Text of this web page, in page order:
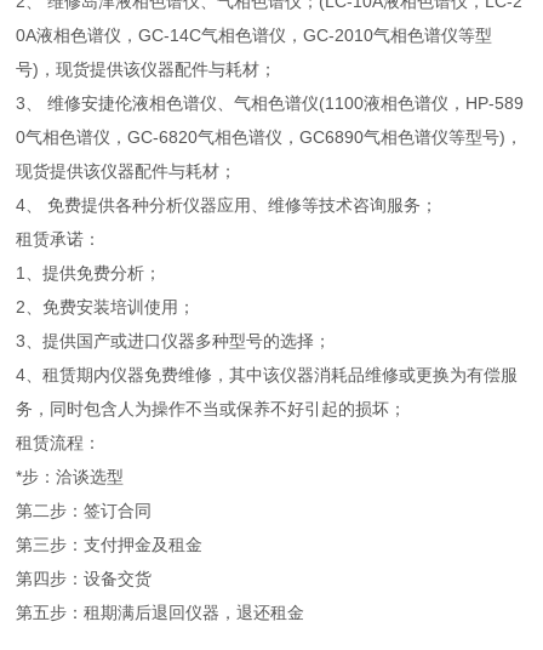
0A液相色谱仪，GC-14C气相色谱仪，GC-2010气相色谱仪等型
号)，现货提供该仪器配件与耗材；
3、 维修安捷伦液相色谱仪、气相色谱仪(1100液相色谱仪，HP-589
0气相色谱仪，GC-6820气相色谱仪，GC6890气相色谱仪等型号)，
现货提供该仪器配件与耗材；
4、 免费提供各种分析仪器应用、维修等技术咨询服务；
租赁承诺：
1、提供免费分析；
2、免费安装培训使用；
3、提供国产或进口仪器多种型号的选择；
4、租赁期内仪器免费维修，其中该仪器消耗品维修或更换为有偿服
务，同时包含人为操作不当或保养不好引起的损坏；
租赁流程：
*步：洽谈选型
第二步：签订合同
第三步：支付押金及租金
第四步：设备交货
第五步：租期满后退回仪器，退还租金